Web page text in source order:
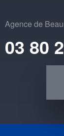
Agence de
03 80